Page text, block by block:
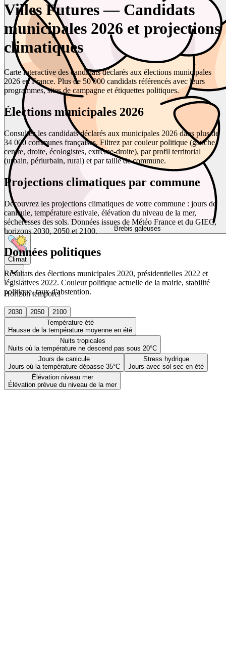
Brebis galeuses
Climat
Horizon temporel
2030 2050
2100
Température été
Hausse de la température moyenne en été
Nuits tropicales
Nuits où la température ne descend pas sous 20°C
Jours de canicule
Jours où la température dépasse 35°C
Stress hydrique
Jours avec sol sec en été
Élévation niveau mer
Élévation prévue du niveau de la mer
Villes Futures — Candidats
municipales 2026 et projections
climatiques
Carte interactive des candidats déclarés aux élections municipales
2026 en France. Plus de 50 000 candidats référencés avec leurs
programmes, sites de campagne et étiquettes politiques.
Élections municipales 2026
Consultez les candidats déclarés aux municipales 2026 dans plus de
34 000 communes françaises. Filtrez par couleur politique (gauche,
centre, droite, écologistes, extrême-droite), par profil territorial
(urbain, périurbain, rural) et par taille de commune.
Projections climatiques par commune
Découvrez les projections climatiques de votre commune : jours de
canicule, température estivale, élévation du niveau de la mer,
sécheresses des sols. Données issues de Météo France et du GIEC,
horizons 2030, 2050 et 2100.
Données politiques
Résultats des élections municipales 2020, présidentielles 2022 et
législatives 2022. Couleur politique actuelle de la mairie, stabilité
politique, taux d'abstention.